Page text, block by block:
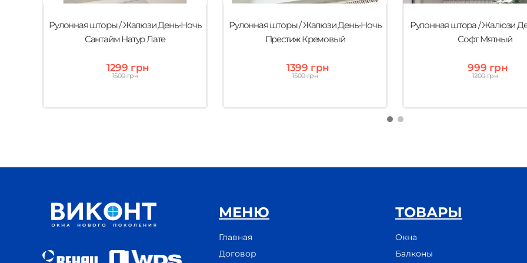
Рулонная шторы / Жалюзи День-Ночь
Сантайм Натур Лате
1299 грн
1500 грн
Рулонная шторы / Жалюзи День-Ночь
Престиж Кремовый
1399 грн
1500 грн
Рулонная штора / Жалюзи
Софт Мятный
999 грн
1200 грн
МЕНЮ
Главная
Договор
ТОВАРЫ
Окна
Балконы